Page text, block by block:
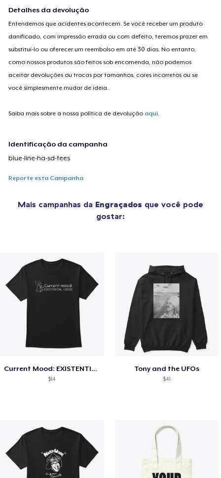
Detalhes da devolução
Entendemos que acidentes acontecem. Se você receber um produto
danificado, com impressão errada ou com defeito, teremos prazer em
substituí-lo ou oferecer um reembolso em até 30 dias. No entanto,
como nossos produtos são feitos sob encomenda, não podemos
aceitar devoluções ou trocas por tamanhos, cores incorretos ou se
você simplesmente mudar de ideia.
Saiba mais sobre a nossa política de devolução aqui
Identificação da campanha
blue-line-ha-sd-tees
Reporte esta Campanha
Mais campanhas da Engraçados que você pode
gostar:
Current Mood: EXISTENTIAL CRISIS
$14
Tony and the UFOs
$41